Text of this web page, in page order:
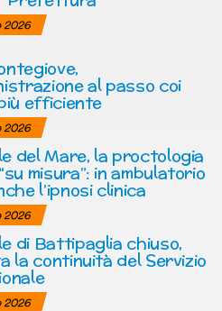
2026
al passo coi
efficiente
2026
del Mare, la proctologia
misura”: in ambulatorio
l’ipnosi clinica
2026
di Battipaglia chiuso,
la continuità del Servizio
2026